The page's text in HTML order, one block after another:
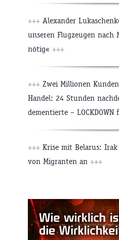
+++ Alexander
unseren Flugzeugen nach
nötig« +++
+++ Zwei Millionen
Handel: 24 Stunden
dementierte –
+++ Krise mit Belarus:
von Migranten an +++